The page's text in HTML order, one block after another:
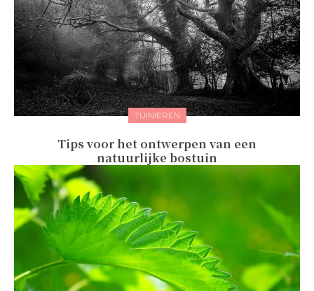
TUINIEREN
Tips voor het ontwerpen van een
natuurlijke bostuin